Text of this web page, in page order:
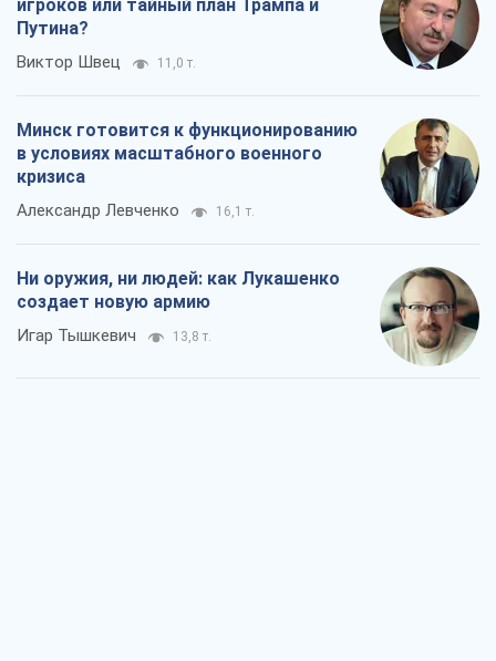
игроков или тайный план Трампа и
Путина?
Виктор Швец 11,0 т.
Минск готовится к функционированию
в условиях масштабного военного
кризиса
Александр Левченко 16,1 т.
Ни оружия, ни людей: как Лукашенко
создает новую армию
Игар Тышкевич 13,8 т.